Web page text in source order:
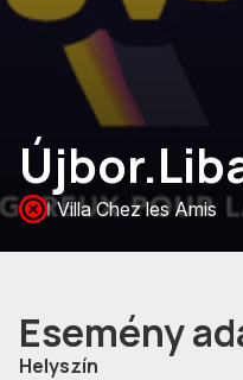
Villa Chez les Amis
Esemény
Helyszín